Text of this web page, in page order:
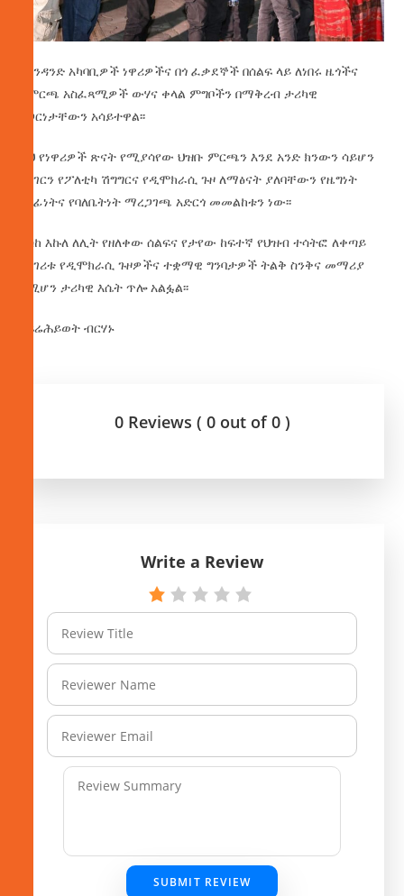
በአንዳንድ አካባቢዎች ነዋሪዎችና በጎ ፈቃደኞች በሰልፍ ላይ ለነበሩ ዜጎችና
ለምርጫ አስፈጻሚዎች ውሃና ቀላል ምግቦችን በማቅረብ ታሪካዊ
አጋርነታቸውን አሳይተዋል፡፡
ይህ የነዋሪዎች ጽናት የሚያሳየው ህዝቡ ምርጫን እንደ አንድ ክንውን ሳይሆን
የሀገርን የፖለቲካ ሽግግርና የዲሞክራሲ ጉዞ ለማፅናት ያለባቸውን የዜግነት
ሃላፊነትና የባለቤትነት ማረጋገጫ አድርጎ መመልከቱን ነው፡፡
እስከ እኩለ ለሊት የዘለቀው ሰልፍና የታየው ከፍተኛ የህዝብ ተሳትፎ ለቀጣይ
የሀገሪቱ የዲሞክራሲ ጉዞዎችና ተቋማዊ ግንባታዎች ትልቅ ስንቅና መማሪያ
የሚሆን ታሪካዊ እሴት ጥሎ አልፏል፡፡
በፍሬሕይወት ብርሃኑ
0 Reviews ( 0 out of 0 )
Write a Review
SUBMIT REVIEW